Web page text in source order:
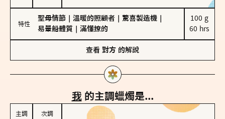
特性
聖母情節 溫暖的照顧者 驚喜製造機
易暈船體質
滿懂撩的
100 g
60 hrs
查看 對方 的解說
我 的主調蠟燭是...
主調 次調